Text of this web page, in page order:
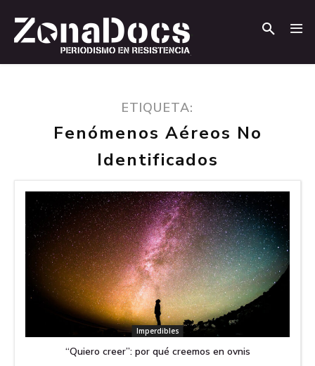
ETIQUETA:
Fenómenos Aéreos No
Identificados
Imperdibles
“Quiero creer”: por qué creemos en ovnis